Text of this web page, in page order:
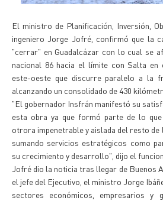
El ministro de Planificación, Inversión,
ingeniero Jorge Jofré, confirmó que la
"cerrar" en Guadalcázar con lo cual se
nacional 86 hacia el límite con Salta
este-oeste que discurre paralelo a la
alcanzando un consolidado de 430
"El gobernador Insfrán manifestó su
esta obra ya que formó parte de lo que
otrora impenetrable y aislada del resto de
sumando servicios estratégicos como
su crecimiento y desarrollo", dijo el
Jofré dio la noticia tras llegar de Buenos
el jefe del Ejecutivo, el ministro Jorge
sectores económicos, empresarios y